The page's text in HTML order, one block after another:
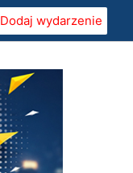
Dodaj wydarzenie